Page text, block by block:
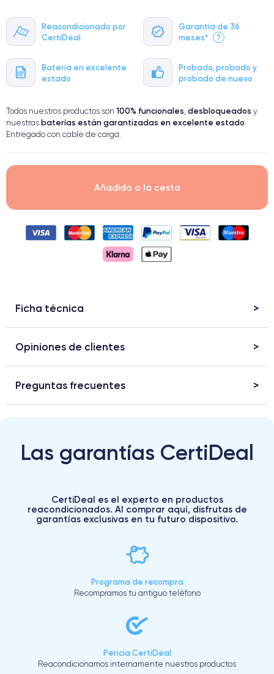
Reacondicionado por
CertiDeal
Garantía de 36
meses*
?
Batería en excelente
estado
Probado, probado y
probado de nuevo
Todos nuestros productos son 100% funcionales, desbloqueados y
nuestras baterías están garantizadas en excelente estado.
Entregado con cable de carga.
Añadido a la cesta
Ficha técnica
Opiniones de clientes
Preguntas frecuentes
Las garantías CertiDeal
CertiDeal es el experto en productos
reacondicionados. Al comprar aquí, disfrutas de
garantías exclusivas en tu futuro dispositivo.
Programa de recompra
Recompramos tu antiguo teléfono
Pericia CertiDeal
Reacondicionamos internamente nuestros productos